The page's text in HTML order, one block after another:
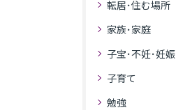
転居･住む場所
家族･家庭
子宝･不妊･妊娠
子育て
勉強